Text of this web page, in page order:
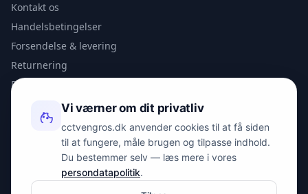
Kontakt os
Handelsbetingelser
Forsendelse & levering
Returnering
Privatlivspolitik
KONTAKT
info@spyman.dk
Peter Bangs Vej 153, 2000 Frederiksberg
Vi værner om dit privatliv
cctvengros.dk anvender cookies til at få siden
til at fungere, måle brugen og tilpasse indhold.
Du bestemmer selv — læs mere i vores
persondatapolitik.